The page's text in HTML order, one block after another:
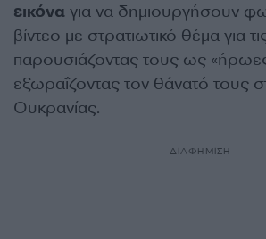
εικόνα για να δημιουργήσουν
βίντεο με στρατιωτικό θέμα για
παρουσιάζοντας τους ως
εξωραΐζοντας τον θάνατό τους
Ουκρανίας.
ΔΙΑΦΗΜΙΣΗ